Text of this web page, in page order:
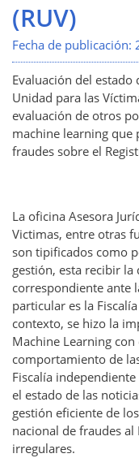
(RUV)
Fecha de publicación:
Evaluación del estado
Unidad para las
evaluación de otros
machine learning que
fraudes sobre el
La oficina Asesora
Victimas, entre otras
son tipificados como
gestión, esta recibir la
correspondiente ante
particular es la
contexto, se hizo la
Machine Learning
comportamiento de
Fiscalía
el estado de las
gestión eficiente de
nacional de fraudes al
irregulares.